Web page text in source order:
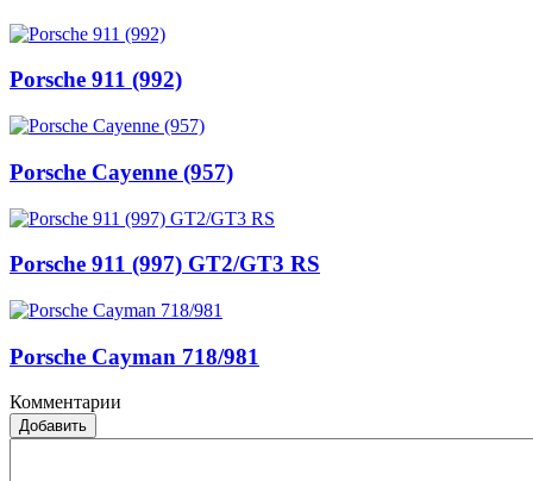
Porsche 911 (992)
Porsche Cayenne (957)
Porsche 911 (997) GT2/GT3 RS
Porsche Cayman 718/981
Комментарии
Добавить